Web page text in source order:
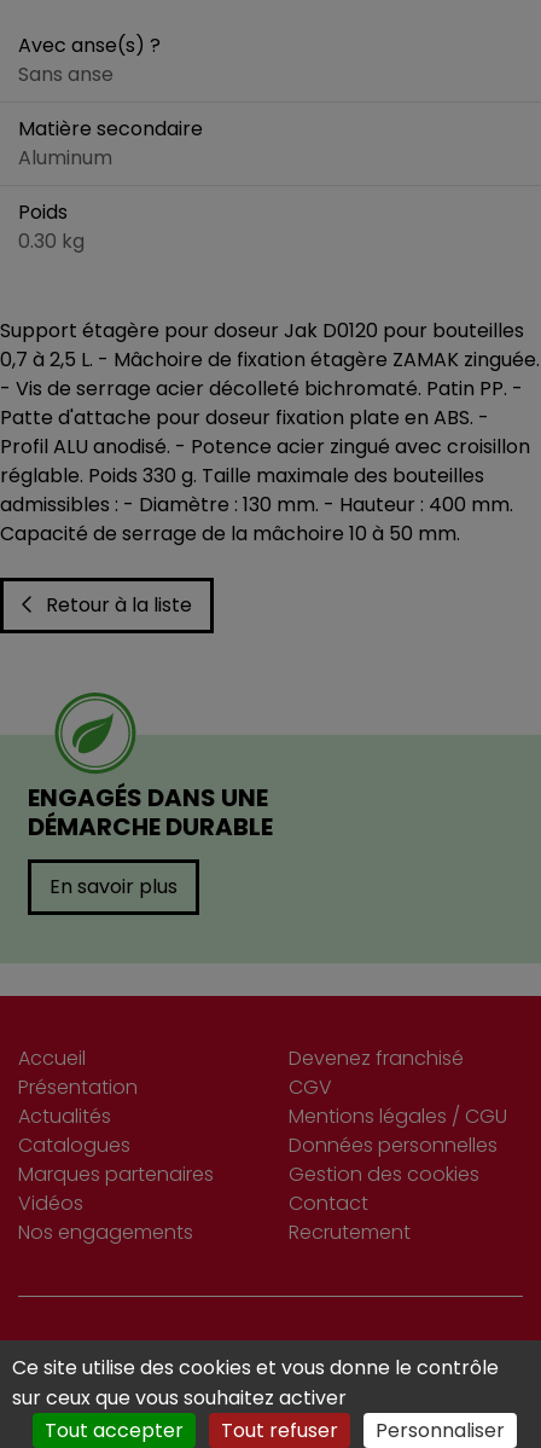
Avec anse(s) ?
Sans anse
Matière secondaire
Aluminum
Poids
0.30 kg
Support étagère pour doseur Jak D0120 pour bouteilles
0,7 à 2,5 L. - Mâchoire de fixation étagère ZAMAK zinguée.
- Vis de serrage acier décolleté bichromaté. Patin PP. -
Patte d'attache pour doseur fixation plate en ABS. -
Profil ALU anodisé. - Potence acier zingué avec croisillon
réglable. Poids 330 g. Taille maximale des bouteilles
admissibles : - Diamètre : 130 mm. - Hauteur : 400 mm.
Capacité de serrage de la mâchoire 10 à 50 mm.
Retour à la liste
ENGAGÉS DANS UNE
DÉMARCHE DURABLE
En savoir plus
Accueil
Présentation
Actualités
Catalogues
Marques partenaires
Vidéos
Nos engagements
Devenez franchisé
CGV
Mentions légales / CGU
Données personnelles
Gestion des cookies
Contact
Recrutement
S’INSCRIRE
À LA NEWSLETTER
Je m'abonne
Ce site utilise des cookies et vous donne le contrôle
sur ceux que vous souhaitez activer
Tout accepter
Tout refuser Personnaliser